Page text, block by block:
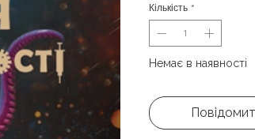
Кількість *
Немає в наявності